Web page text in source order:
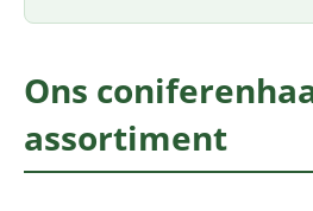
Ons
assortiment